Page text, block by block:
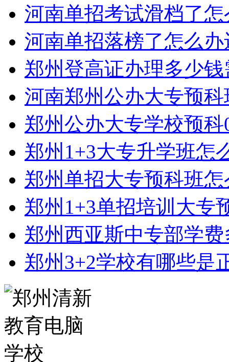
河南单招考试滑档了
河南单招落榜了怎么
郑州登高证办理多少
河南郑州公办大专预
郑州公办大专学校预
郑州1+3大专升学班怎
郑州单招大专预科班
郑州1+3单招培训大专
郑州西亚斯中专部学
郑州3+2学校有哪些是